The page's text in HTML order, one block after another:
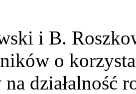
i B.
o
działalność